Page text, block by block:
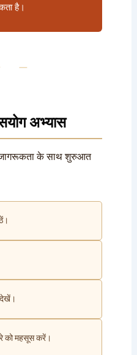
है।
—
अभ्यास
के साथ शुरुआत
देखें।
को महसूस करें।